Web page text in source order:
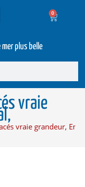
0
plus belle
vraie
vraie grandeur,